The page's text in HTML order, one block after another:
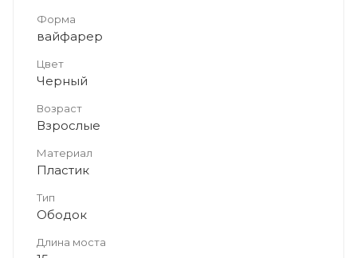
Форма
вайфарер
Цвет
Черный
Возраст
Взрослые
Материал
Пластик
Тип
Ободок
Длина моста